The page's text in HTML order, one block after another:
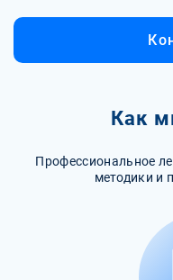
Как
Профессиональное
методики и